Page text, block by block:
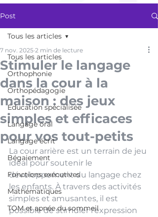
Post
Tous les articles
Orthophonie
Orthopédagogie
Éducation spécialisée
Langage oral
Langage écrit
Bégaiement
Fonctions exécutives
Mathématiques
TOM et apnée du sommeil
Tous les articles
Stimuler le langage
dans la cour à la
maison : des jeux
simples et efficaces
pour vos tout-petits
7 nov. 2025 2 min de lecture
La cour arrière est un terrain de jeu
idéal pour soutenir le
développement du langage chez
les enfants. À travers des activités
simples et amusantes, il est
possible de stimuler l'expression